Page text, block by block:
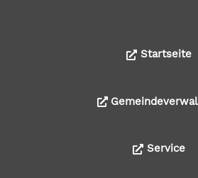
Startseite
Service